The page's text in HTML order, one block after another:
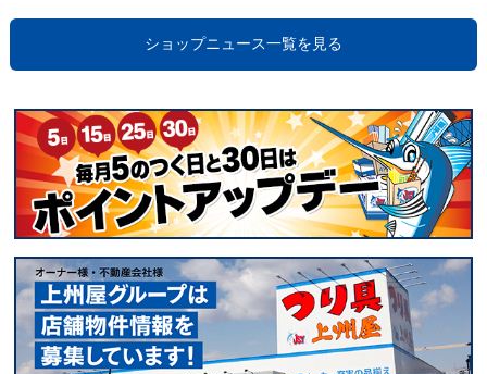
ショップニュース一覧を見る